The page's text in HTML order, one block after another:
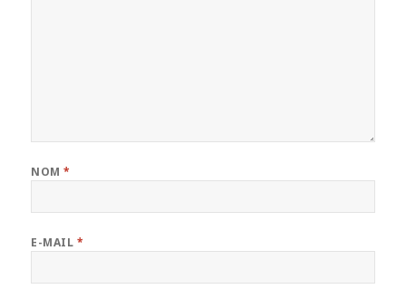
NOM*
E-MAIL *